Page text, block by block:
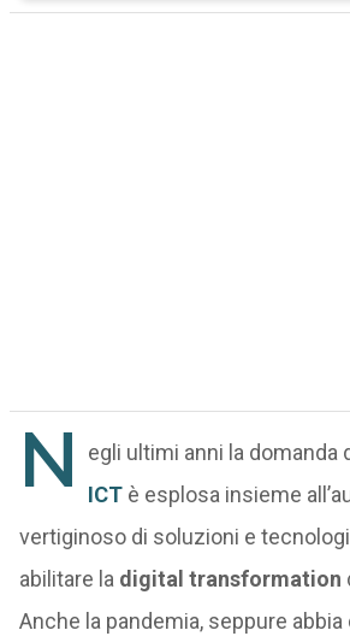
N egli ultimi anni la domanda
ICTè esplosa insieme
vertiginoso di soluzioni e
abilitare la digital transformation
Anche la pandemia, seppure